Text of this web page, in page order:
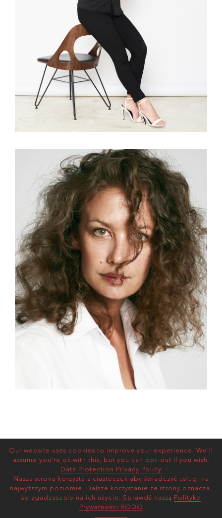
Our website uses cookies to improve your experience. We'll
assume you're ok with this, but you can opt-out if you wish.
Data Protection Privacy Policy
Nasza strona korzysta z ciasteczek aby świadczyć usługi na
najwyższym poziomie. Dalsze korzystanie ze strony oznacza,
że zgadzasz sie na ich użycie. Sprawdź naszą Polityke
Prywatnosci RODO